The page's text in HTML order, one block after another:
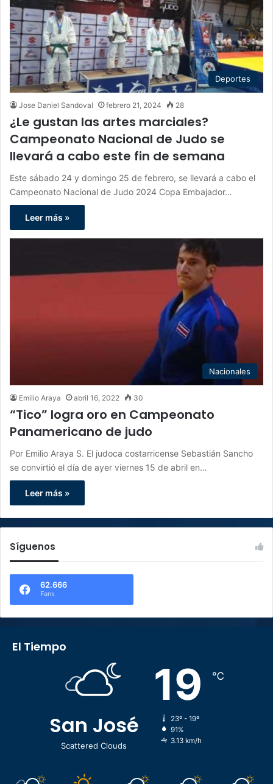
Deportes
Jose Daniel Sandoval febrero 21, 2024 28
¿Le gustan las artes marciales?
Campeonato Nacional de Judo se
llevará a cabo este fin de semana
Este sábado 24 y domingo 25 de febrero, se llevará a cabo el
Campeonato Nacional de Judo 2024 Copa Embajador…
Leer más »
Nacionales
Emilio Araya abril 16, 2022 30
“Tico” logra oro en Campeonato
Panamericano de judo
Por Emilio Araya S. El judoca costarricense Sebastián Sancho
se convirtió el día de ayer viernes 15 de abril en…
Leer más »
Síguenos
62.666
Fans
El Tiempo
San José
Scattered Clouds
19 ℃
23º - 19º
91%
3.13 km/h